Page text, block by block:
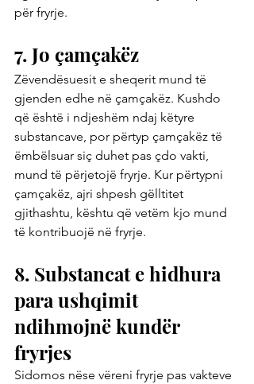
për fryrje.
7. Jo çamçakëz
Zëvendësuesit e sheqerit mund të
gjenden edhe në çamçakëz. Kushdo
që është i ndjeshëm ndaj këtyre
substancave, por përtyp çamçakëz të
ëmbëlsuar siç duhet pas çdo vakti,
mund të përjetojë fryrje. Kur përtypni
çamçakëz, ajri shpesh gëlltitet
gjithashtu, kështu që vetëm kjo mund
të kontribuojë në fryrje.
8. Substancat e hidhura
para ushqimit
ndihmojnë kundër
fryrjes
Sidomos nëse vëreni fryrje pas vakteve